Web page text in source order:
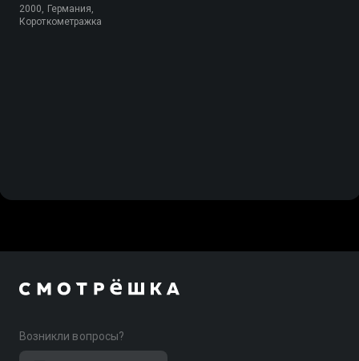
2000, Германия,
Короткометражка
Возникли вопросы?